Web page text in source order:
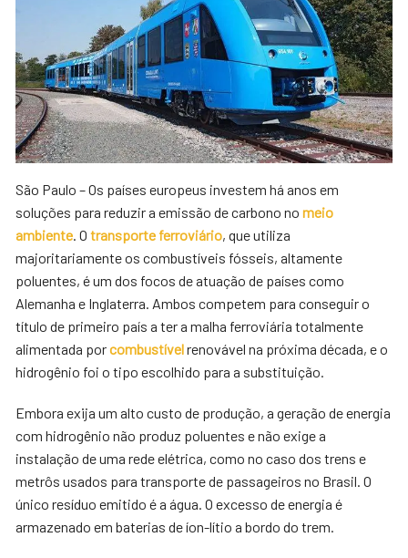
São Paulo – Os países europeus investem há anos em
soluções para reduzir a emissão de carbono nomeio
ambiente. Otransporte ferroviário, que utiliza
majoritariamente os combustíveis fósseis, altamente
poluentes, é um dos focos de atuação de países como
Alemanha e Inglaterra. Ambos competem para conseguir o
título de primeiro país a ter a malha ferroviária totalmente
alimentada porcombustívelrenovável na próxima década, e o
hidrogênio foi o tipo escolhido para a substituição.
Embora exija um alto custo de produção, a geração de energia
com hidrogênio não produz poluentes e não exige a
instalação de uma rede elétrica, como no caso dos trens e
metrôs usados para transporte de passageiros no Brasil. O
único resíduo emitido é a água. O excesso de energia é
armazenado em baterias de íon-lítio a bordo do trem.